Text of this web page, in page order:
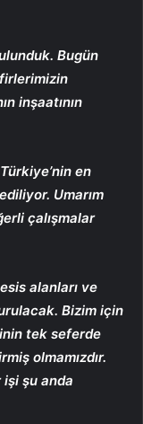
Bugün
inşaatının
en
Umarım
çalışmalar
alanları ve
Bizim için
tek seferde
olmamızdır.
işi şu anda